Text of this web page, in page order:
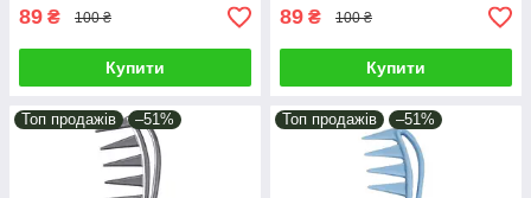
89 ₴ 100 ₴
Купити
89 ₴ 100 ₴
Купити
Топ продажів –51% Топ продажів –51%